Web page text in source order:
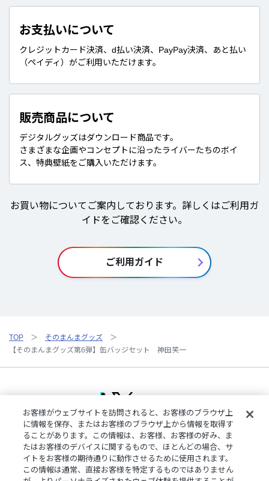
お支払いについて
クレジットカード決済、d払い決済、PayPay決済、あと払い
（ペイディ）がご利用いただけます。
販売商品について
デジタルグッズはダウンロード商品です。
さまざまな企画やコンセプトに沿ったライバーたちのボイ
ス、特典壁紙をご購入いただけます。
お買い物についてご案内しております。詳しくはご利用ガ
イドをご確認ください。
ご利用ガイド
TOP
そのまんまグッズ
【そのまんまグッズ第6弾】缶バッジセット 神田笑一
ご利用規約プライバシーポリシー
特定商取引法に基づく表記
ご利用ガイドよくある質問お問い合わせにじさんじ公式サイト
クッキーの詳細
お客様がウェブサイトを訪問されると、お客様のブラウザ上
に情報を保存、またはお客様のブラウザ上から情報を取得す
ることがあります。この情報は、お客様、お客様の好み、ま
たはお客様のデバイスに関するもので、ほとんどの場合、サ
イトをお客様の期待通りに動作させるために使用されます。
この情報は通常、直接お客様を特定するものではありません